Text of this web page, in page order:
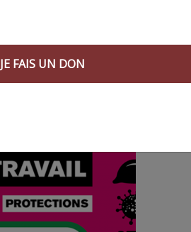
JE FAIS UN DON